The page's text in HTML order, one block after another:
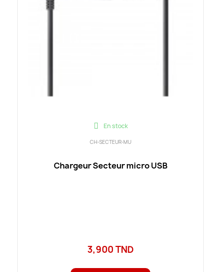
En stock
CH-SECTEUR-MU
Chargeur Secteur micro USB
3,900 TND